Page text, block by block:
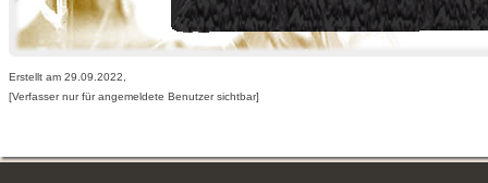
Erstellt am 29.09.2022,
[Verfasser nur für angemeldete Benutzer sichtbar]